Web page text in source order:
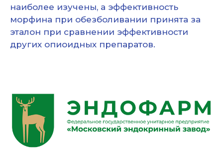
наиболее изучены, а эффективность
морфина при обезболивании принята за
эталон при сравнении эффективности
других опиоидных препаратов.